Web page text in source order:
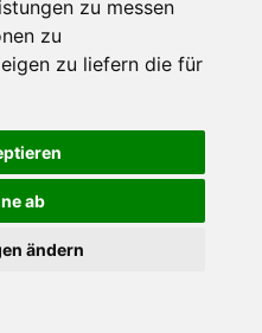
zu messen
zu
zu liefern die für
ab
ändern